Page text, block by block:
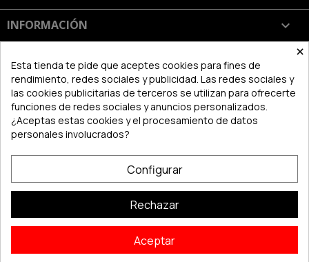
INFORMACIÓN 
SU CUENTA
INFORMACIÓN DE LA TIENDA keyboard_arrow_down
×
Esta tienda te pide que aceptes cookies para fines de
rendimiento, redes sociales y publicidad. Las redes sociales y
las cookies publicitarias de terceros se utilizan para ofrecerte
funciones de redes sociales y anuncios personalizados.
¿Aceptas estas cookies y el procesamiento de datos
personales involucrados?
Configurar
Rechazar
Aceptar